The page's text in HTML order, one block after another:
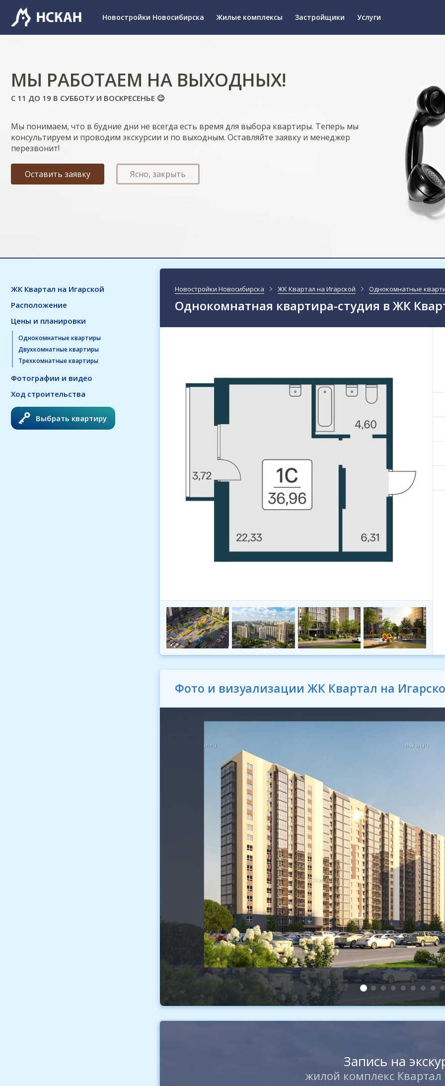
Новостройки Новосибирска Жилые комплексы Застройщики Услуги
МЫ РАБОТАЕМ НА ВЫХОДНЫХ!
С 11 ДО 19 В СУББОТУ И ВОСКРЕСЕНЬЕ 😉
Мы понимаем, что в будние дни не всегда есть время для выбора квартиры. Теперь мы
консультируем и проводим экскурсии и по выходным. Оставляйте заявку и менеджер
перезвонит!
Оставить заявку Ясно, закрыть
ЖК Квартал на Игарской
Расположение
Цены и планировки
Однокомнатные квартиры
Двухкомнатные квартиры
Трехкомнатные квартиры
Фотографии и видео
Ход строительства
Выбрать квартиру
Новостройки Новосибирска ЖК Квартал на Игарской Однокомнатные
Однокомнатная квартира-студия в ЖК
Фото и визуализации ЖК Квартал на
Запись на
жилой комплекс Квартал